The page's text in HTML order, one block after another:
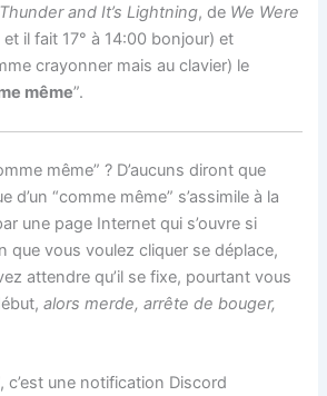
Thunder and It’s Lightning, de We Were
et il fait 17° à 14:00 bonjour) et
crayonner mais au clavier) le
même”.
même” ? D’aucuns diront que
d’un “comme même” s’assimile à la
une page Internet qui s’ouvre si
que vous voulez cliquer se déplace,
attendre qu’il se fixe, pourtant vous
alors merde, arrête de bouger,
c’est une notification Discord